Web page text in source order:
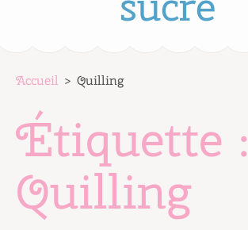
Accueil > Quilling
Étiquette :
Quilling